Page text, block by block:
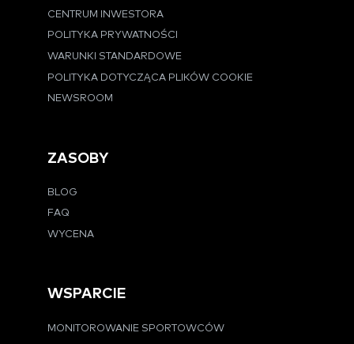
CENTRUM INWESTORA
POLITYKA PRYWATNOŚCI
WARUNKI STANDARDOWE
POLITYKA DOTYCZĄCA PLIKÓW COOKIE
NEWSROOM
ZASOBY
BLOG
FAQ
WYCENA
WSPARCIE
MONITOROWANIE SPORTOWCÓW